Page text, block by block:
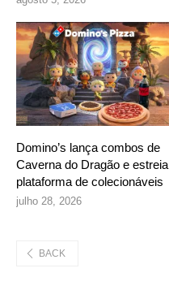
Domino’s lança combos de
Caverna do Dragão e estreia
plataforma de colecionáveis
julho 28, 2026
BACK